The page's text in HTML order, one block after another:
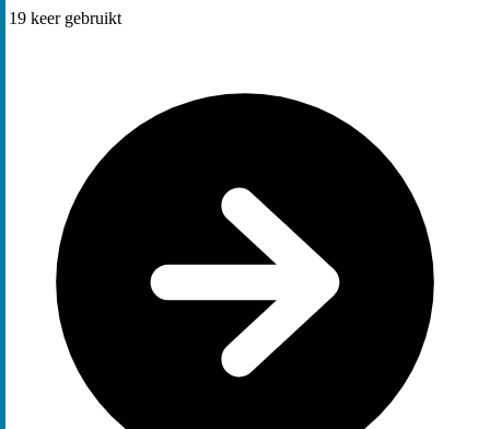
19 keer gebruikt